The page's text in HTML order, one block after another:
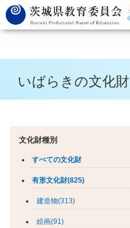
いばらきの文化財
文化財種別
すべての文化財
有形文化財(825)
建造物(313)
絵画(91)